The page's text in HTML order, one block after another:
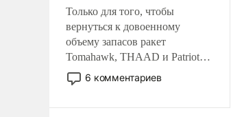
Только для того, чтобы
вернуться к довоенному
объему запасов ракет
Tomahawk, THAAD и Patriot
США потребуется более трех
лет. Даже небольшая война с
6 комментариев